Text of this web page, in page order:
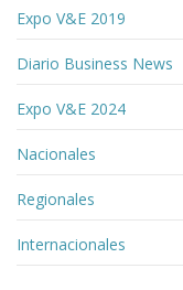
Expo V&E 2019
Diario Business News
Expo V&E 2024
Nacionales
Regionales
Internacionales